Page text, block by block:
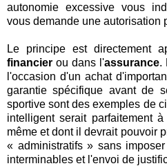
autonomie excessive vous
vous demande une autorisation
Le principe est directement
financier ou dans l'assurance.
l'occasion d'un achat
garantie spécifique avant de
sportive sont des exemples de
intelligent serait parfaitement
même et dont il devrait pouvoir
« administratifs » sans
interminables et l'envoi de